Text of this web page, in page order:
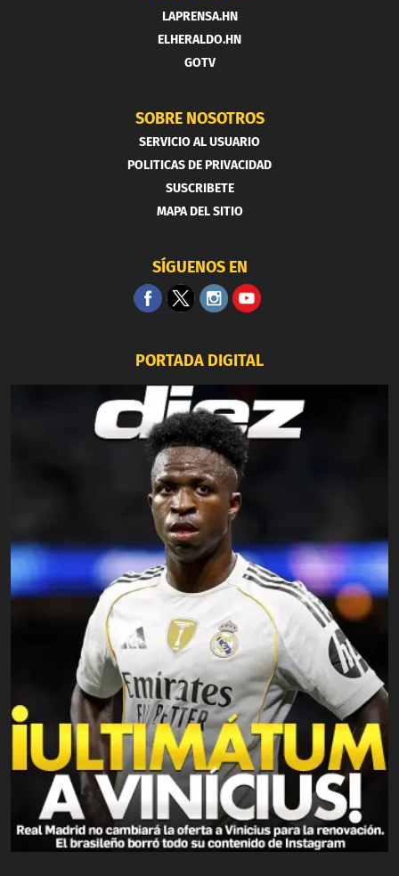
LAPRENSA.HN
ELHERALDO.HN
GOTV
SOBRE NOSOTROS
SERVICIO AL USUARIO
POLITICAS DE PRIVACIDAD
SUSCRIBETE
MAPA DEL SITIO
SÍGUENOS EN
PORTADA DIGITAL